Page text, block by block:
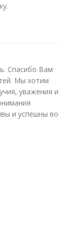
Спасибо Вам
Мы хотим
уважения и
и успешны во